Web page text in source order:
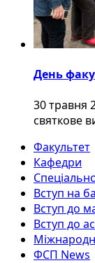
День
30 травня
святкове
Факультет
Кафедри
Вступ на
Вступ до
Вступ до
ФСП News